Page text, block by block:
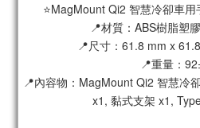
⭐️MagMount Qi2 智慧冷卻車
📍材質：ABS樹脂塑
📍尺寸：61.8 mm x
📍重量：
📍內容物：MagMount Qi2 智慧冷
x1, 黏式支架 x1,